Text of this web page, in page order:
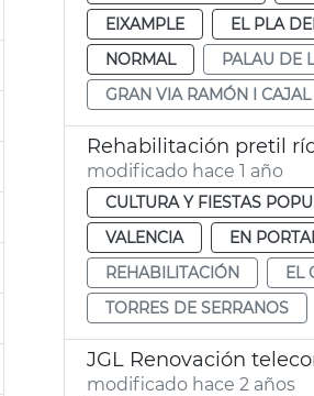
EIXAMPLE
EL PLA
NORMAL
PALAU DE
GRAN VIA RAMÓN I CAJAL
Rehabilitación pretil
modificado hace 1 año
CULTURA Y FIESTAS
VALENCIA
EN
REHABILITACIÓN
EL
TORRES DE SERRANOS
JGL Renovación
modificado hace 2 años